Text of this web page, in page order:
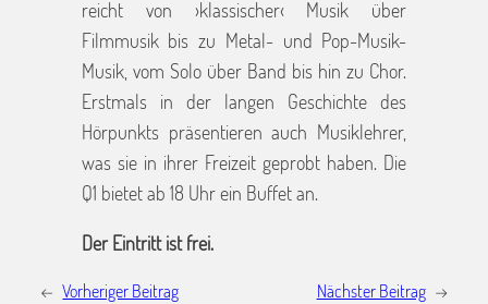
reicht von ›klassischer‹ Musik über
Filmmusik bis zu Metal- und Pop-Musik-
Musik, vom Solo über Band bis hin zu Chor.
Erstmals in der langen Geschichte des
Hörpunkts präsentieren auch Musiklehrer,
was sie in ihrer Freizeit geprobt haben. Die
Q1 bietet ab 18 Uhr ein Buffet an.
Der Eintritt ist frei.
← Vorheriger Beitrag Nächster Beitrag →